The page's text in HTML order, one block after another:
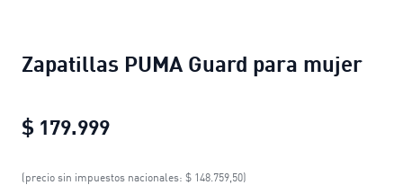
Zapatillas PUMA Guard para mujer
$ 179.999
Zapatillas PUMA Guard para mujer
(precio sin impuestos nacionales: $ 148.759,50)